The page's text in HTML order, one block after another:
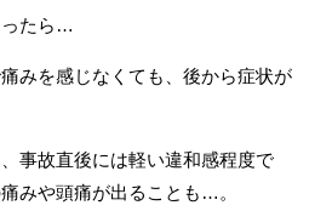
ったら…
みを感じなくても、後から症状が
事故直後には軽い違和感程度で
みや頭痛が出ることも…。